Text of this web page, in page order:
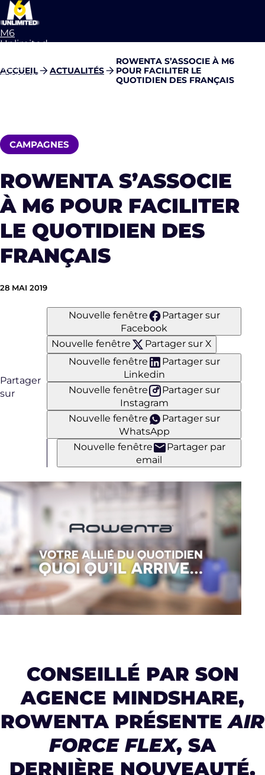
M6
Unlimited
page
d’accueil
ACCUEIL ACTUALITÉS
ROWENTA S’ASSOCIE À M6
POUR FACILITER LE
QUOTIDIEN DES FRANÇAIS
CAMPAGNES
ROWENTA S’ASSOCIE
À M6 POUR FACILITER
LE QUOTIDIEN DES
FRANÇAIS
28 MAI 2019
Partager
sur
Nouvelle fenêtre
Partager sur
Facebook
Nouvelle fenêtre
Partager sur X
Nouvelle fenêtre
Partager sur
Linkedin
Nouvelle fenêtre
Partager sur
Instagram
Nouvelle fenêtre
Partager sur
WhatsApp
Nouvelle fenêtre
Partager par
email
CONSEILLÉ PAR SON
AGENCE MINDSHARE,
ROWENTA PRÉSENTEAIR
FORCE FLEX, SA
DERNIÈRE NOUVEAUTÉ,